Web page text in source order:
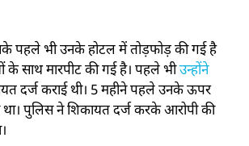
पहले भी उनके होटल में तोड़फोड़ की गई है
के साथ मारपीट की गई है। पहले भीउन्होंने
दर्ज कराई थी। 5 महीने पहले उनके ऊपर
पुलिस ने शिकायत दर्ज करके आरोपी की